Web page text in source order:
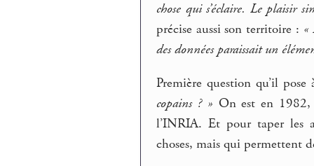
chose qui s’éclaire. Le plaisir
précise aussi son territoire : «
des données paraissait un
Première question qu’il
copains ? » On est en 1982,
l’INRIA. Et pour taper les
choses, mais qui permettent